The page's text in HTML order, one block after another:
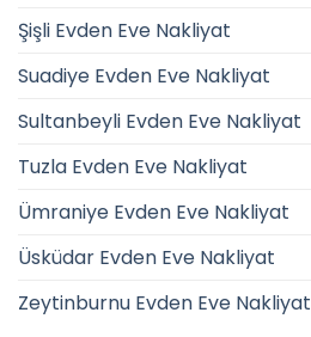
Şişli Evden Eve Nakliyat
Suadiye Evden Eve Nakliyat
Sultanbeyli Evden Eve Nakliyat
Tuzla Evden Eve Nakliyat
Ümraniye Evden Eve Nakliyat
Üsküdar Evden Eve Nakliyat
Zeytinburnu Evden Eve Nakliyat